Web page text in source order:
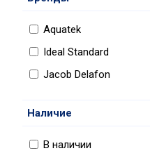
Aquatek
Ideal Standard
Jacob Delafon
Наличие
В наличии